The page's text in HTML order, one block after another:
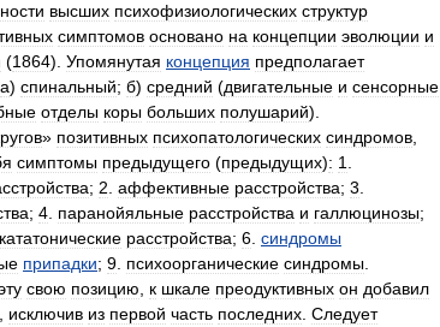
высших психофизиологических структур
симптомов основано на концепции эволюции и
(1864). Упомянутая концепция предполагает
а) спинальный; б) средний (двигательные и сенсорные
отделы коры больших полушарий).
» позитивных психопатологических синдромов
симптомы предыдущего (предыдущих): 1
; 2 аффективные расстройства; 3
; 4 паранойяльные расстройства и галлюцинозы;
кататонические расстройства; 6 синдромы
припадки; 9 психоорганические синдромы
свою позицию к шкале преодуктивных он добавил
исключив из первой часть последних Следует